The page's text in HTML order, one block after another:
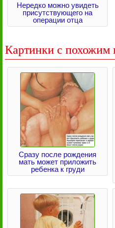
Нередко можно увидеть
присутствующего на
операции отца
Картинки с похожим
Сразу после рождения
мать может приложить
ребенка к груди